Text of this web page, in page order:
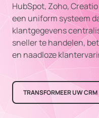
HubSpot, Zoho,
een uniform systeem
klantgegevens
sneller te handelen,
en naadloze
TRANSFORMEER UW CRM